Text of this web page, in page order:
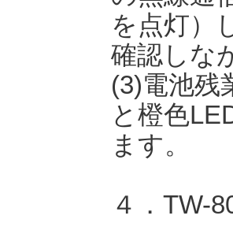
を点灯）
確認しな
(3)電池残
と橙色
ます。
４．TW-